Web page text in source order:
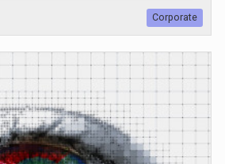
Corporate